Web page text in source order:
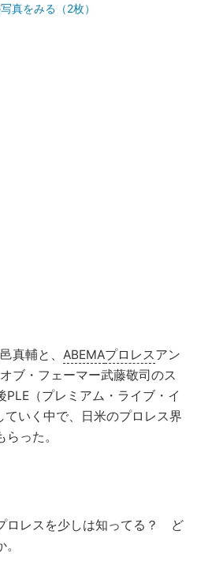
真をみる（2枚）
真輔と、 ABEMAプロレスアン
ブ・フェーマー武藤敬司のス
（プレミアム・ライブ・イ
ていく中で、日米のプロレス界
った。
ロレスを少しは知ってる？ ど